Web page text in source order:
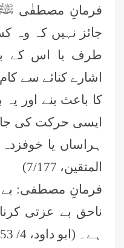
فرمانِ مصطفٰی
جائز نہیں کہ
طرف یا اس کے
اشارے کنائے سے
کا باعث بنے اور
ایسی حرکت کی
ہراساں یا
المتقین، 7/177)
فرمانِ مصطفی:
ناحق بے عزتی
ہے۔ (ابو داود، 4/ 353، حدیث: 4877)